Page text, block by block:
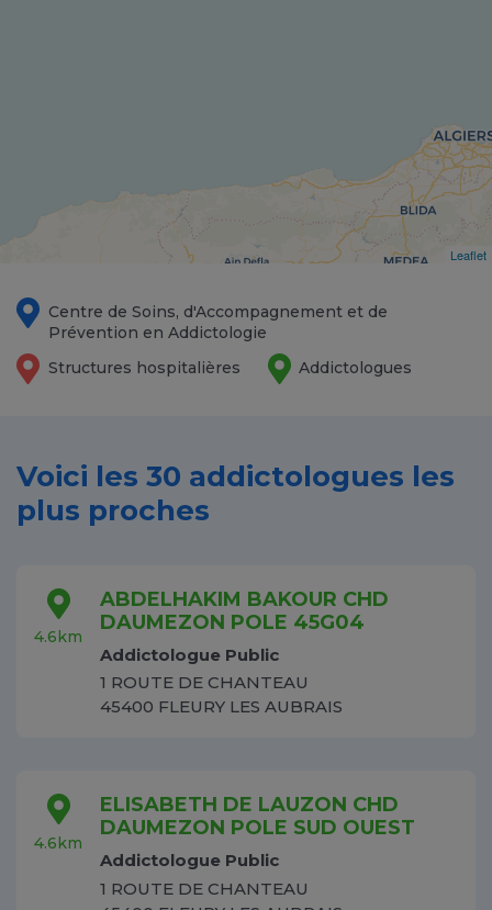
Leaflet
Centre de Soins, d'Accompagnement et de
Prévention en Addictologie
Structures hospitalières
Addictologues
Voici les 30 addictologues les
plus proches
4.6km
ABDELHAKIM BAKOUR CHD
DAUMEZON POLE 45G04
Addictologue Public
1 ROUTE DE CHANTEAU
45400 FLEURY LES AUBRAIS
4.6km
ELISABETH DE LAUZON CHD
DAUMEZON POLE SUD OUEST
Addictologue Public
1 ROUTE DE CHANTEAU